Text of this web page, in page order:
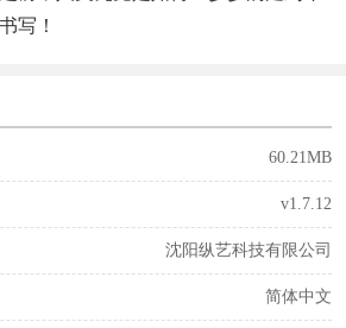
写！
60.21MB
v1.7.12
沈阳纵艺科技有限公司
简体中文